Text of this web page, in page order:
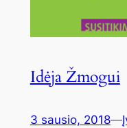
Idėja Žmogui
3 sausio, 2018—